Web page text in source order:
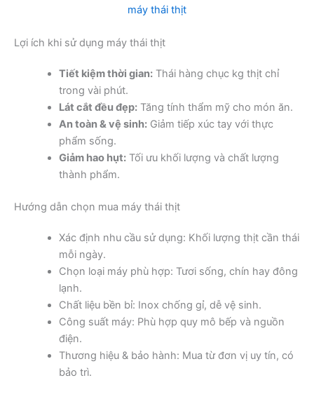
máy thái thịt
Lợi ích khi sử dụng máy thái thịt
Tiết kiệm thời gian:Thái hàng chục kg thịt chỉ
trong vài phút.
Lát cắt đều đẹp:Tăng tính thẩm mỹ cho món ăn.
An toàn & vệ sinh:Giảm tiếp xúc tay với thực
phẩm sống.
Giảm hao hụt:Tối ưu khối lượng và chất lượng
thành phẩm.
Hướng dẫn chọn mua máy thái thịt
Xác định nhu cầu sử dụng: Khối lượng thịt cần thái
mỗi ngày.
Chọn loại máy phù hợp: Tươi sống, chín hay đông
lạnh.
Chất liệu bền bỉ: Inox chống gỉ, dễ vệ sinh.
Công suất máy: Phù hợp quy mô bếp và nguồn
điện.
Thương hiệu & bảo hành: Mua từ đơn vị uy tín, có
bảo trì.